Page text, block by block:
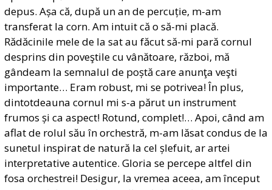
depus. Așa că, după un an de percuție, m-am
transferat la corn. Am intuit că o să-mi placă.
Rădăcinile mele de la sat au făcut să-mi pară cornul
desprins din poveştile cu vânătoare, război, mă
gândeam la semnalul de poștă care anunţa veşti
importante… Eram robust, mi se potrivea! În plus,
dintotdeauna cornul mi s-a părut un instrument
frumos și ca aspect! Rotund, complet!… Apoi, când am
aflat de rolul său în orchestră, m-am lăsat condus de la
sunetul inspirat de natură la cel șlefuit, ar artei
interpretative autentice. Gloria se percepe altfel din
fosa orchestrei! Desigur, la vremea aceea, am început